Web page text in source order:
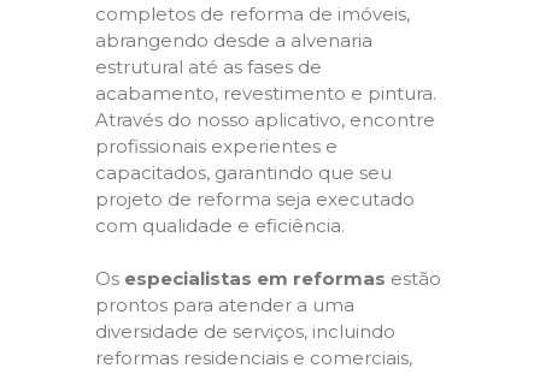
completos de reforma de imóveis,
abrangendo desde a alvenaria
estrutural até as fases de
acabamento, revestimento e pintura.
Através do nosso aplicativo, encontre
profissionais experientes e
capacitados, garantindo que seu
projeto de reforma seja executado
com qualidade e eficiência.
Os especialistas em reformas estão
prontos para atender a uma
diversidade de serviços, incluindo
reformas residenciais e comerciais,